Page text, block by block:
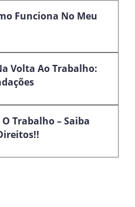
Funciona No Meu
Volta Ao Trabalho:
Trabalho – Saiba